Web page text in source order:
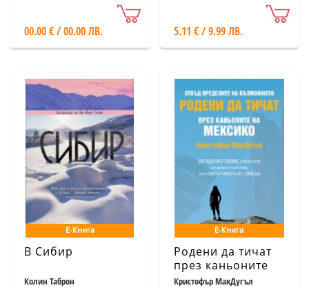
00.00 € / 00.00 ЛВ.
хребетен път
5.11 € / 9.99 ЛВ.
Е-Книга
В Сибир
Колин Таброн
Е-Книга
Родени да тичат
през каньоните
на Мексико
Кристофър МакДугъл